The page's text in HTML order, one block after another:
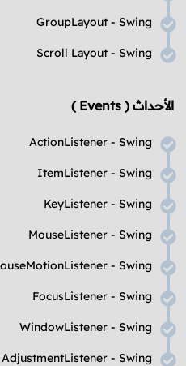
GroupLayout - Swing
Scroll Layout - Swing
الأحداث ( Events )
ActionListener - Swing
ItemListener - Swing
KeyListener - Swing
MouseListener - Swing
- Swing
FocusListener - Swing
WindowListener - Swing
AdjustmentListener - Swing